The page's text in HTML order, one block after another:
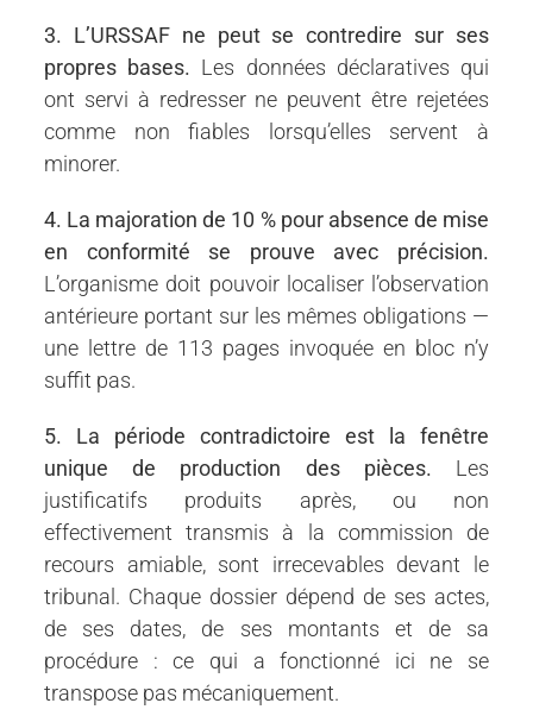
3. L’URSSAF ne peut se contredire sur ses
propres bases. Les données déclaratives qui
ont servi à redresser ne peuvent être rejetées
comme non fiables lorsqu’elles servent à
minorer.
4. La majoration de 10 % pour absence de mise
en conformité se prouve avec précision.
L’organisme doit pouvoir localiser l’observation
antérieure portant sur les mêmes obligations —
une lettre de 113 pages invoquée en bloc n’y
suffit pas.
5. La période contradictoire est la fenêtre
unique de production des pièces. Les
justificatifs produits après, ou non
effectivement transmis à la commission de
recours amiable, sont irrecevables devant le
tribunal. Chaque dossier dépend de ses actes,
de ses dates, de ses montants et de sa
procédure : ce qui a fonctionné ici ne se
transpose pas mécaniquement.